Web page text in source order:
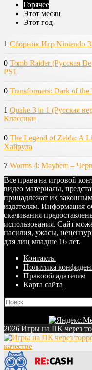
Горячее
Этот месяц
Этот год
1 Сборник Игр Nintendo
0 Tomb Raider (Русская
PS1
0 Transformers: Dark of
1 Quake 3 in 1 (Русская
Классики
0 The Legend of Zelda: A
Хайрула
7 Worms 4: Mayhem –
Все права на игровой
видео материалы,
принадлежат их
издателям. Информация
скачивания
использования. Сайт
насилия, ужасы,
для лиц младше 16 лет.
Контакты
Политика
Правообладателям
Карта сайта
2026 Игры на ПК через